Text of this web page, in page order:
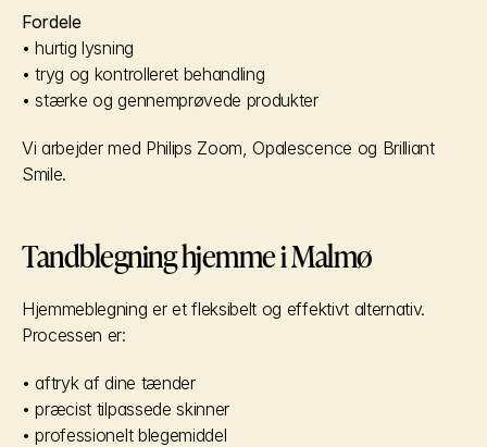
Fordele
• hurtig lysning
• tryg og kontrolleret behandling
• stærke og gennemprøvede produkter
Vi arbejder med Philips Zoom, Opalescence og Brilliant
Smile.
Tandblegning hjemme i Malmø
Hjemmeblegning er et fleksibelt og effektivt alternativ.
Processen er:
• aftryk af dine tænder
• præcist tilpassede skinner
• professionelt blegemiddel